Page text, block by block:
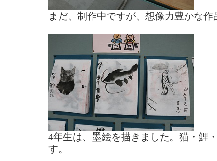
まだ、制作中ですが、想像力豊かな
4年生は、墨絵を描きました。猫・鯉
す。